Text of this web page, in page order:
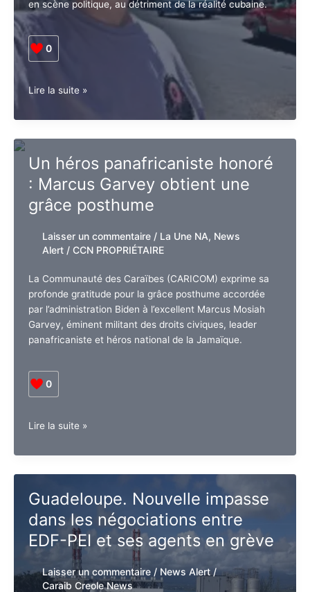
Les YouTubeurs stars montrent-ils vraiment Cuba ?
Quand les récits touristiques cèdent la place à une
mise en scène politique, au détriment de la réalité
cubaine.
0
Cuba
face
aux
influenceurs
une
guerre
Lire la suite »
Un héros panafricaniste
honoré : Marcus Garvey
obtient une grâce posthume
Laisser un commentaire /La Une NA,
News Alert/CCN PROPRIÉTAIRE
La Communauté des Caraïbes (CARICOM) exprime sa
profonde gratitude pour la grâce posthume accordée
Garvey, éminent militant des droits civiques, leader
panafricaniste et héros national de la Jamaïque.
0
Un
héros
panafricaniste
honoré
:
Marcus
Garvey
obtient
Lire la suite »
Guadeloupe. Nouvelle impasse
dans les négociations entre